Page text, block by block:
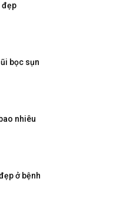
đẹp
bọc sụn
nhiêu
ở bệnh